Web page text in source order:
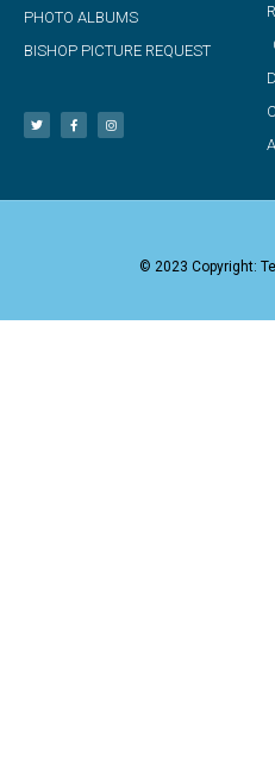
PHOTO ALBUMS
BISHOP PICTURE REQUEST
© 2023 Copyright: